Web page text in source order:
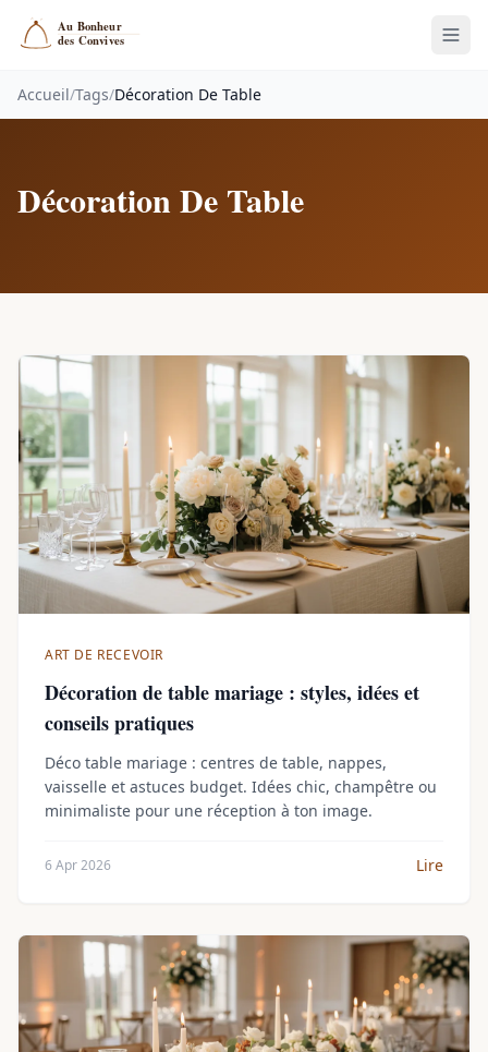
Accueil/Tags/Décoration De Table
Décoration De Table
ART DE RECEVOIR
Décoration de table mariage : styles, idées et
conseils pratiques
Déco table mariage : centres de table, nappes,
vaisselle et astuces budget. Idées chic, champêtre ou
minimaliste pour une réception à ton image.
6 Apr 2026 Lire